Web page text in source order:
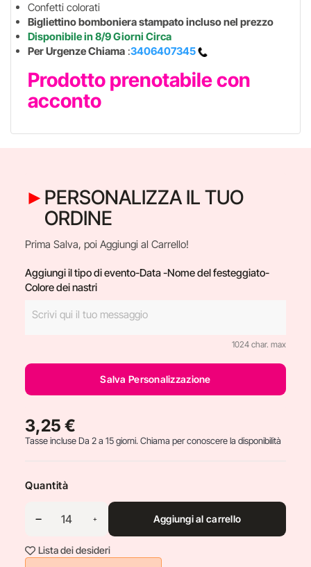
Confetti colorati
Bigliettino bomboniera stampato incluso nel prezzo
Disponibile in 8/9 Giorni Circa
Per Urgenze Chiama :3406407345
Prodotto prenotabile con
acconto
PERSONALIZZA IL TUO
ORDINE
Prima Salva, poi Aggiungi al Carrello!
Aggiungi il tipo di evento-Data -Nome del festeggiato-
Colore dei nastri
1024 char. max
Salva Personalizzazione
3,25 €
Tasse incluseDa 2 a 15 giorni. Chiama per conoscere la disponibilità
Quantità
Aggiungi al carrello
Lista dei desideri